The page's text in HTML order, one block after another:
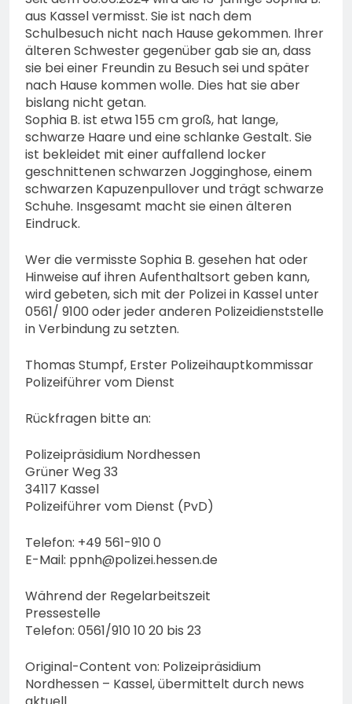
bestohlen: Zeugen
gesucht!; Mercedes
angedotzt: Hinweise
erbeten und Wer hat den
Fahrraddieb gesehen?
5. August 2026
aus Kassel vermisst. Sie ist nach dem
Schulbesuch nicht nach Hause gekommen. Ihrer
älteren Schwester gegenüber gab sie an, dass
sie bei einer Freundin zu Besuch sei und später
nach Hause kommen wolle. Dies hat sie aber
bislang nicht getan.
Sophia B. ist etwa 155 cm groß, hat lange,
schwarze Haare und eine schlanke Gestalt. Sie
ist bekleidet mit einer auffallend locker
geschnittenen schwarzen Jogginghose, einem
schwarzen Kapuzenpullover und trägt schwarze
Schuhe. Insgesamt macht sie einen älteren
Eindruck.
Wer die vermisste Sophia B. gesehen hat oder
Hinweise auf ihren Aufenthaltsort geben kann,
wird gebeten, sich mit der Polizei in Kassel unter
0561/ 9100 oder jeder anderen Polizeidienststelle
in Verbindung zu setzten.
Thomas Stumpf, Erster Polizeihauptkommissar
Polizeiführer vom Dienst
Rückfragen bitte an:
Polizeipräsidium Nordhessen
Grüner Weg 33
34117 Kassel
Polizeiführer vom Dienst (PvD)
Telefon: +49 561-910 0
E-Mail: ppnh@polizei.hessen.de
Während der Regelarbeitszeit
Pressestelle
Telefon: 0561/910 10 20 bis 23
Original-Content von: Polizeipräsidium
Nordhessen – Kassel, übermittelt durch news